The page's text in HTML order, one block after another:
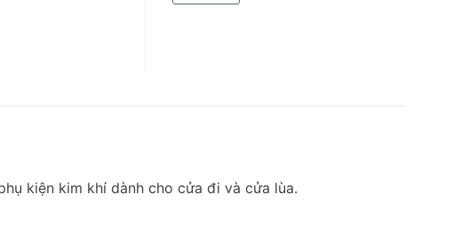
kiện kim khí dành cho cửa đi và cửa lùa.